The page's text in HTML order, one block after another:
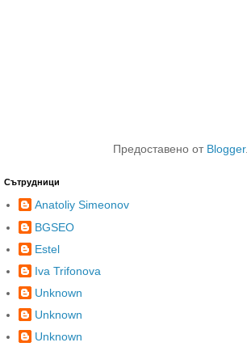
Предоставено от Blogger.
Сътрудници
Anatoliy Simeonov
BGSEO
Estel
Iva Trifonova
Unknown
Unknown
Unknown